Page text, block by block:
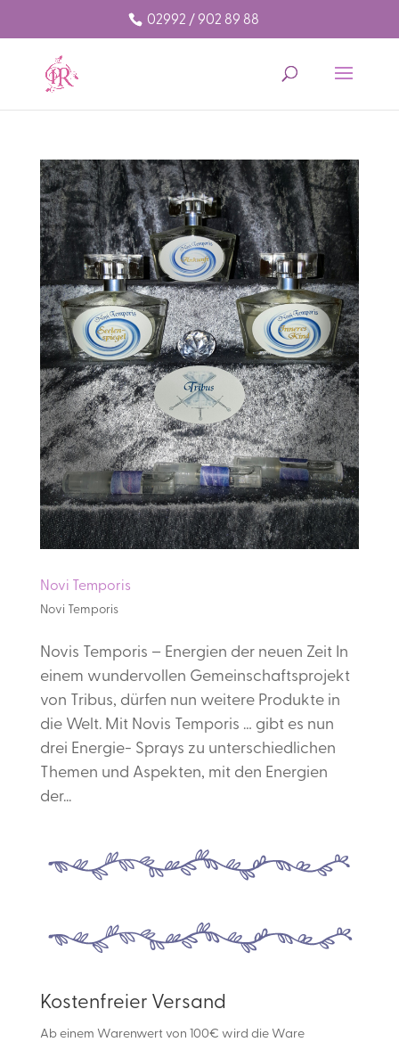
02992 / 902 89 88
Novi Temporis
Novi Temporis
Novis Temporis – Energien der neuen Zeit In
einem wundervollen Gemeinschaftsprojekt
von Tribus, dürfen nun weitere Produkte in
die Welt. Mit Novis Temporis … gibt es nun
drei Energie- Sprays zu unterschiedlichen
Themen und Aspekten, mit den Energien
der...
Kostenfreier Versand
Ab einem Warenwert von 100€ wird die Ware